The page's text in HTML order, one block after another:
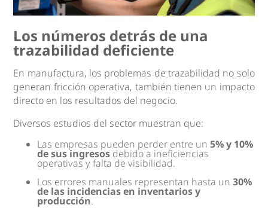
Los números detrás de una
trazabilidad deficiente
En manufactura, los problemas de trazabilidad no solo
generan fricción operativa, también tienen un impacto
directo en los resultados del negocio.
Diversos estudios del sector muestran que:
Las empresas pueden perder entre un5% y 10%
de sus ingresos debido a ineficiencias
operativas y falta de visibilidad.
Los errores manuales representan hasta un30%
de las incidencias en inventarios y
producción.